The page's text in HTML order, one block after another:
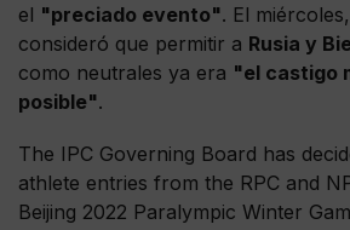
el "preciado evento". El miércoles,
consideró que permitir a Rusia y
como neutrales ya era "el castigo
posible".
The IPC Governing Board has
athlete entries from the RPC and
Beijing 2022 Paralympic Winter